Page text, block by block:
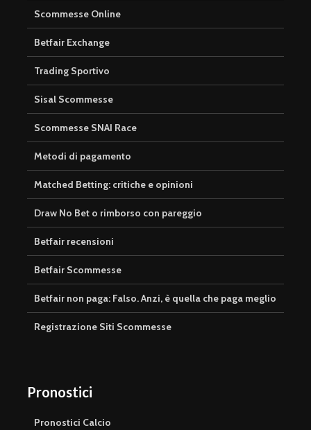
Scommesse Online
Betfair Exchange
Trading Sportivo
Sisal Scommesse
Scommesse SNAI Race
Metodi di pagamento
Matched Betting: critiche e opinioni
Draw No Bet o rimborso con pareggio
Betfair recensioni
Betfair Scommesse
Betfair non paga: Falso. Anzi, è quella che paga meglio
Registrazione Siti Scommesse
Pronostici
Pronostici Calcio